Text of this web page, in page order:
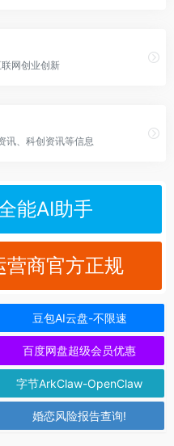
网创业创新
讯、科创资讯等信息
能AI助手
商官方正规
豆包AI云盘-不限速
百度网盘超级会员优惠
字节ArkClaw-OpenClaw
婚恋风险报告查询!